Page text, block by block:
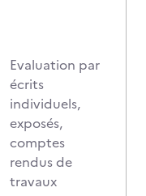
Evaluation par
écrits
individuels,
exposés,
comptes
rendus de
travaux